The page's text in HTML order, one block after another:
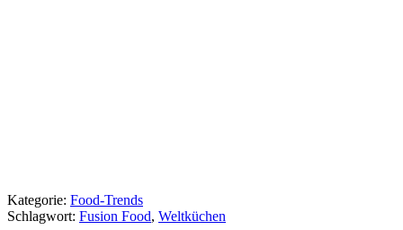
Kategorie: Food-Trends
Schlagwort: Fusion Food, Weltküchen